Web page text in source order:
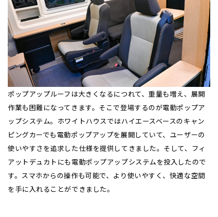
ポップアップルーフは大きくなるにつれて、重量も増え、展開
作業も困難になってきます。そこで登場するのが電動ポップア
ップシステム。ホワイトハウスではハイエースベースのキャン
ピングカーでも電動ポップアップを展開していて、ユーザーの
使いやすさを追求した仕様を提供してきました。そして、フィ
アットデュカトにも電動ポップアップシステムを投入したので
す。スマホからの操作も可能で、より使いやすく、快適な空間
を手に入れることができました。